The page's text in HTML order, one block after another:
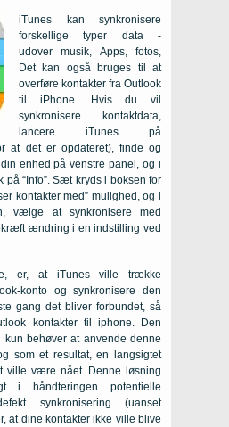
iTunes kan synkronisere
forskellige typer data -
udover musik, Apps, fotos,
Det kan også bruges til at
overføre kontakter fra Outlook
til iPhone. Hvis du vil
synkronisere kontaktdata,
lancere iTunes på
at det er opdateret), finde og
enhed på venstre panel, og i
på “Info”. Sæt kryds i boksen for
kontakter med” mulighed, og i
vælge at synkronisere med
ændring i en indstilling ved
er, at iTunes ville trække
konto og synkronisere den
gang det bliver forbundet, så
kontakter til iphone. Den
kun behøver at anvende denne
som et resultat, en langsigtet
ville være nået. Denne løsning
i håndteringen potentielle
synkronisering (uanset
at dine kontakter ikke ville blive